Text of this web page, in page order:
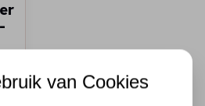
van Cookies